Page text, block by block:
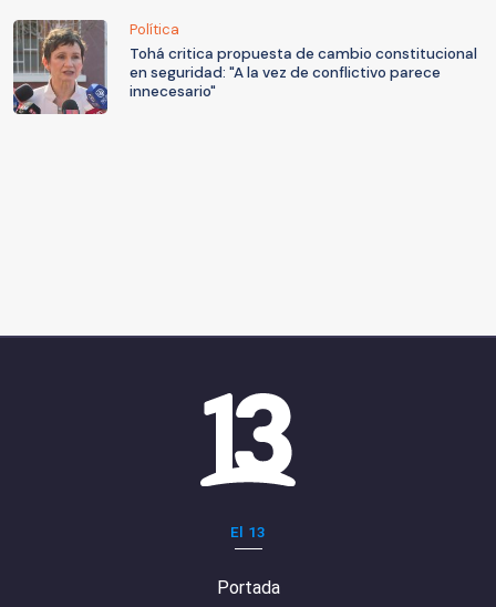
Política
Tohá critica propuesta de cambio constitucional
en seguridad: "A la vez de conflictivo parece
innecesario"
El 13
Portada